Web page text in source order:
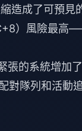
造成了可預
）風險最高
的系統增加
對隊列和活動